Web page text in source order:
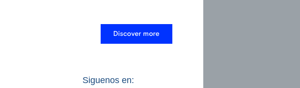
Siguenos en: